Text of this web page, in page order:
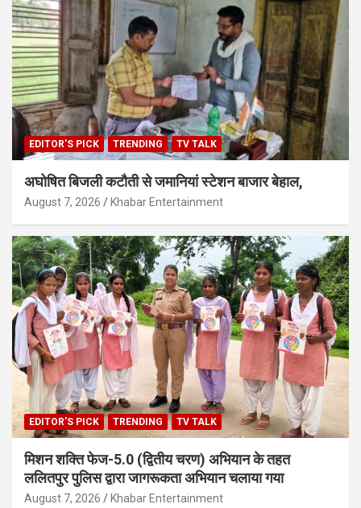
EDITOR'S PICK TRENDING TV TALK
अघोषित बिजली कटौती से जमानियां स्टेशन बाजार बेहाल,
August 7, 2026 Khabar Entertainment
EDITOR'S PICK TRENDING TV TALK
मिशन शक्ति फेज-5.0 (द्वितीय चरण) अभियान के तहत
ललितपुर पुलिस द्वारा जागरूकता अभियान चलाया गया
August 7, 2026 Khabar Entertainment